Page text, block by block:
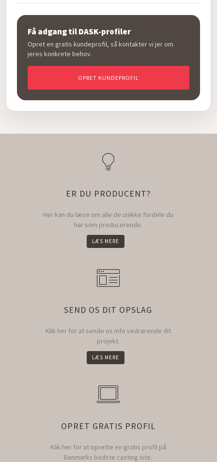
Få adgang til DASK-profiler
Opret en gratis kundeprofil, så kontakter vi jer om
jeres konkrete behov.
OPRET KUNDEPROFIL
ER DU PRODUCENT?
Her kan du læse om alle de unikke fordele du
har som producerende.
LÆS MERE
SEND OS DIT OPSLAG
Klik her for at sende os info vedrørende dit
projekt.
LÆS MERE
OPRET GRATIS PROFIL
Klik her for at oprette en gratis profil på
Danmarks bedste casting site.